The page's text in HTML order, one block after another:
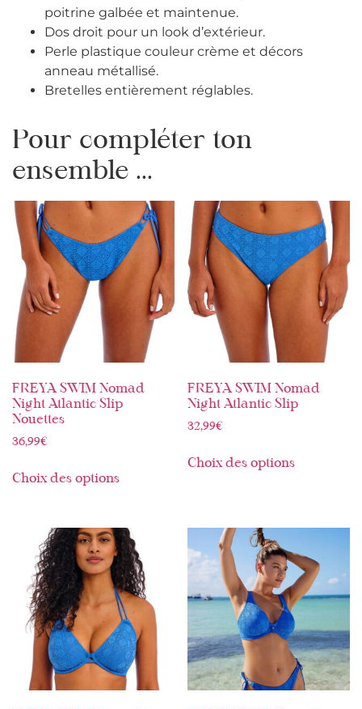
poitrine galbée et maintenue.
Dos droit pour un look d’extérieur.
Perle plastique couleur crème et décors
anneau métallisé.
Bretelles entièrement réglables.
Pour compléter ton
ensemble ...
FREYA SWIM Nomad
Night Atlantic Slip
Nouettes
36,99€
Choix des options
FREYA SWIM Nomad
Night Atlantic Slip
32,99€
Choix des options